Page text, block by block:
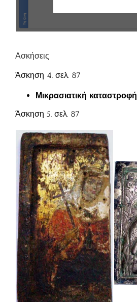
Ασκήσεις
Άσκηση 4. σελ. 87
Μικρασιατική καταστροφή
Άσκηση 5. σελ. 87